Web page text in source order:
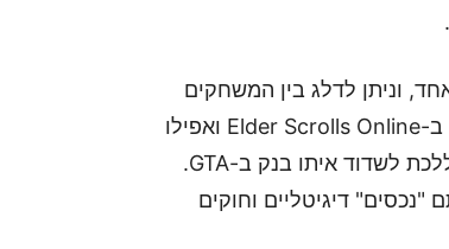
וניתן לדלג בין המשחקים
עם אותם החפצים. החרב ב-World of Warcraft שימושית גם ב-Elder Scrolls Online ואפילו
ב-Star Citizen. אפשר לקנות רובה צלפים ב-Call of Duty וללכת לשדוד איתו בנק ב-GTA.
דיגיטליים וחוקים